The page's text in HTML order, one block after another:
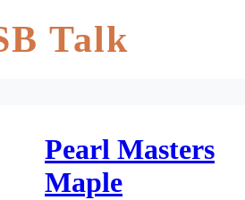
Talk
Pearl Masters
Maple